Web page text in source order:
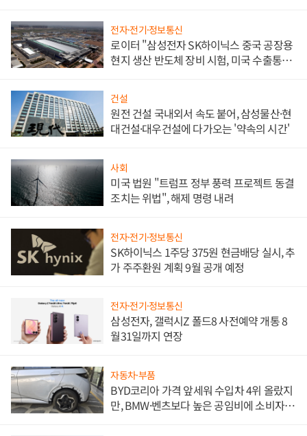
전자·전기·정보통신
로이터 "삼성전자 SK하이닉스 중국 공장용
현지 생산 반도체 장비 시험, 미국 수출통제
건설
원전 건설 국내외서 속도 붙어, 삼성물산·현
대건설·대우건설에 다가오는 '약속의 시간'
사회
미국 법원 "트럼프 정부 풍력 프로젝트 동결
조치는 위법", 해제 명령 내려
전자·전기·정보통신
SK하이닉스 1주당 375원 현금배당 실시, 추
가 주주환원 계획 9월 공개 예정
전자·전기·정보통신
삼성전자, 갤럭시Z 폴드8 사전예약 개통 8
월31일까지 연장
자동차·부품
BYD코리아 가격 앞세워 수입차 4위 올랐지
만, BMW·벤츠보다 높은 공임비에 소비자